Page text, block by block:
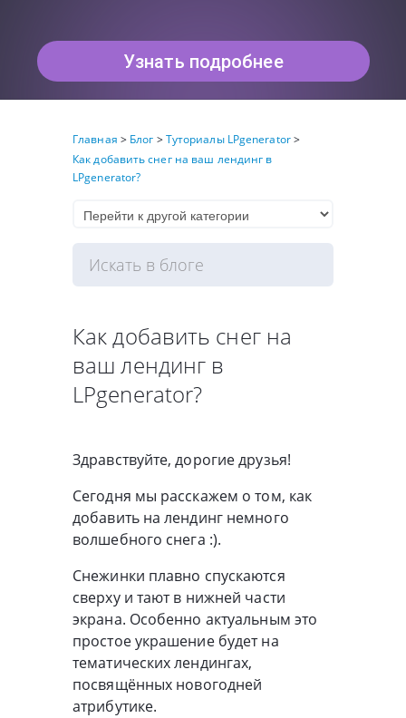
Узнать подробнее
Главная > Блог >Туториалы LPgenerator>
Как добавить снег на ваш лендинг в
LPgenerator?
Как добавить снег на
ваш лендинг в
LPgenerator?
Здравствуйте, дорогие друзья!
Сегодня мы расскажем о том, как
добавить на лендинг немного
волшебного снега :).
Снежинки плавно спускаются
сверху и тают в нижней части
экрана. Особенно актуальным это
простое украшение будет на
тематических лендингах,
посвящённых новогодней
атрибутике.